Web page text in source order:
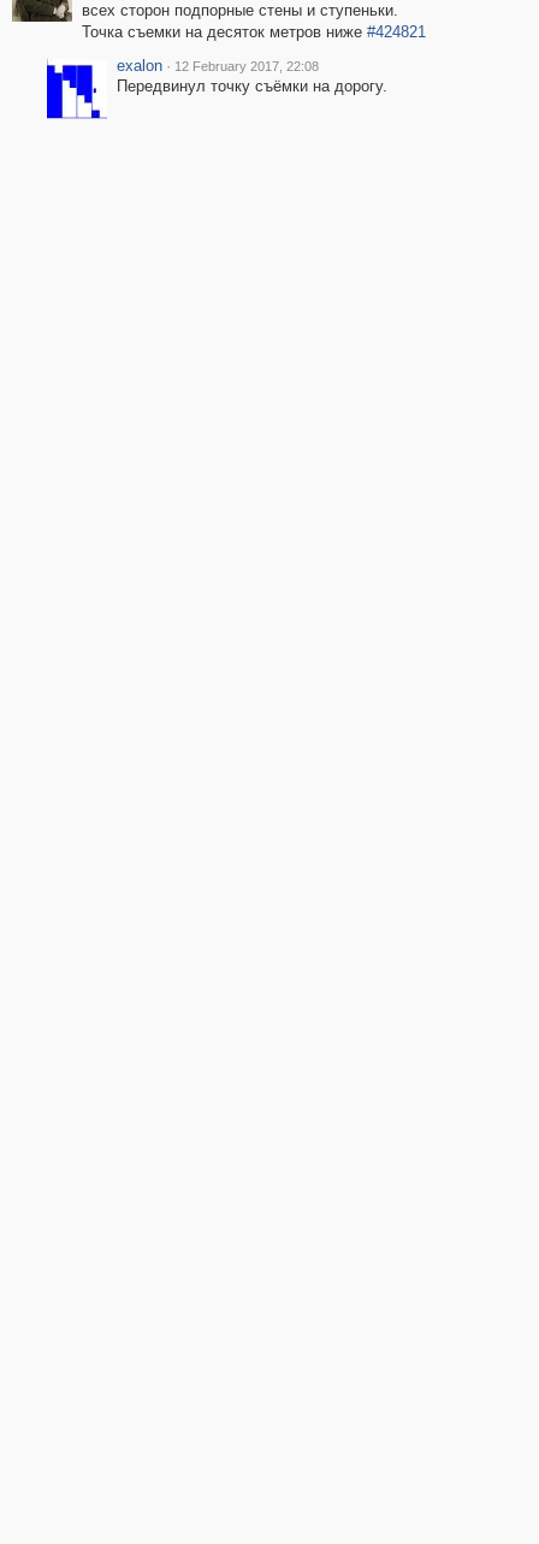
всех сторон подпорные стены и ступеньки.
Точка съемки на десяток метров ниже #424821
exalon · 12 February 2017, 22:08
Передвинул точку съёмки на дорогу.